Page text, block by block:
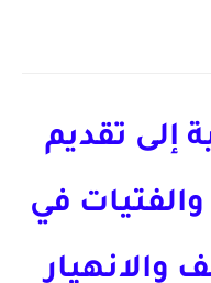
إلى تقديم
في
والانهيار